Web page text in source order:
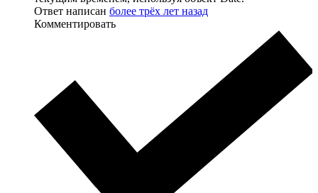
Ответ написан более трёх лет назад
Комментировать